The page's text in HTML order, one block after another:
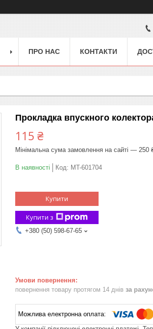
ПРО НАС КОНТАКТИ
Прокладка впускного
115 ₴
Мінімальна сума замовлення на сайті — 250
В наявності Код: MT-601704
Купити
Купити з
+380 (50) 598-67-65
повернення товару протягом 14 днів за